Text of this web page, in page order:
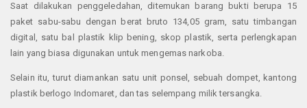
Saat dilakukan penggeledahan, ditemukan barang bukti berupa 15
paket sabu-sabu dengan berat bruto 134,05 gram, satu timbangan
digital, satu bal plastik klip bening, skop plastik, serta perlengkapan
lain yang biasa digunakan untuk mengemas narkoba.
Selain itu, turut diamankan satu unit ponsel, sebuah dompet, kantong
plastik berlogo Indomaret, dan tas selempang milik tersangka.